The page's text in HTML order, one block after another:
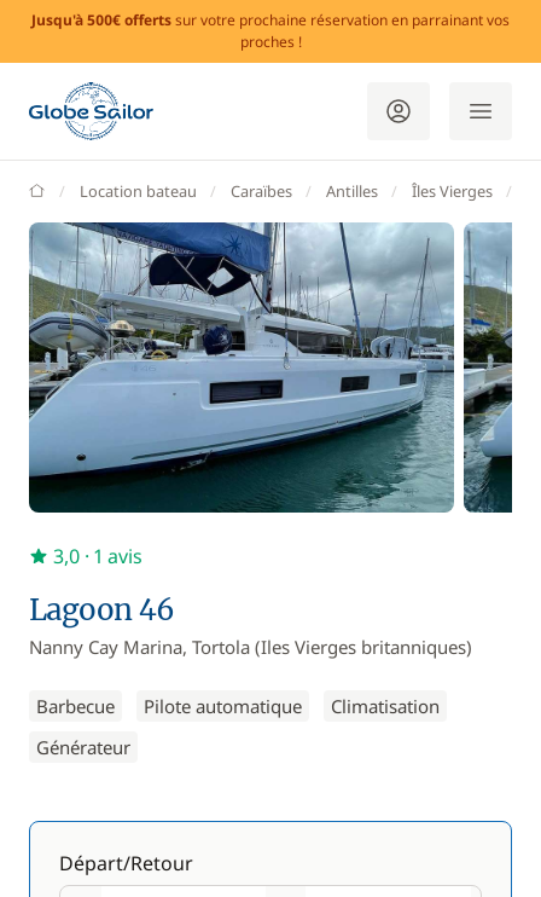
Jusqu'à 500€ offertssur votre prochaine réservation en parrainant vos
proches !
GlobeSailor
Location bateau Caraïbes Antilles Îles Vierges
Lagoon 46
Nanny Cay Marina, Tortola (Iles Vierges britanniques)
Barbecue Pilote automatique
Climatisation
Générateur
3,0 · 1 avis
Départ/Retour